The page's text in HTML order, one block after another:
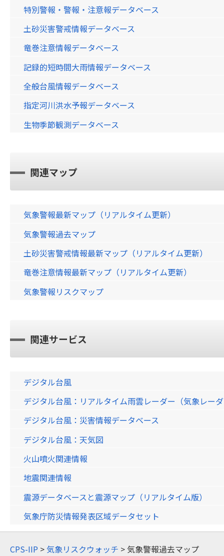
特別警報・警報・注意報データベース
土砂災害警戒情報データベース
竜巻注意情報データベース
記録的短時間大雨情報データベース
全般台風情報データベース
指定河川洪水予報データベース
生物季節観測データベース
関連マップ
気象警報最新マップ（リアルタイム更新）
気象警報過去マップ
土砂災害警戒情報最新マップ（リアルタイム更新）
竜巻注意情報最新マップ（リアルタイム更新）
気象警報リスクマップ
関連サービス
デジタル台風
デジタル台風：リアルタイム雨雲レーダー（気象レー
デジタル台風：災害情報データベース
デジタル台風：天気図
火山噴火関連情報
地震関連情報
震源データベースと震源マップ（リアルタイム版）
気象庁防災情報発表区域データセット
CPS-IIP >気象リスクウォッチ > 気象警報過去マップ